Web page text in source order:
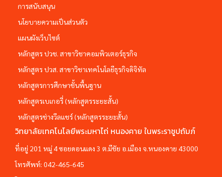
การสนับสนุน
นโยบายความเป็นส่วนตัว
แผนผังเว็บไซต์
หลักสูตร ปวช. สาขาวิชาคอมพิวเตอร์ธุรกิจ
หลักสูตร ปวส. สาขาวิชาเทคโนโลยีธุรกิจดิจิทัล
หลักสูตรการศึกษาชั้นพื้นฐาน
หลักสูตรเบเกอรี่ (หลักสูตรระยะสั้น)
หลักสูตรช่างวีลแชร์ (หลักสูตรระยะสั้น)
วิทยาลัยเทคโนโลยีพระมหาไถ่ หนองคาย ในพระราชูปถัมภ์
ที่อยู่ 201 หมู่ 4 ซอยดอนแดง 3 ต.มีชัย อ.เมือง จ.หนองคาย 43000
โทรศัพท์: 042-465-645